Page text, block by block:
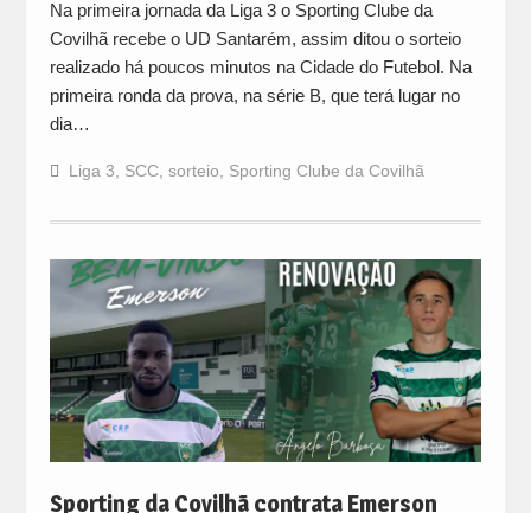
Na primeira jornada da Liga 3 o Sporting Clube da
Covilhã recebe o UD Santarém, assim ditou o sorteio
realizado há poucos minutos na Cidade do Futebol. Na
primeira ronda da prova, na série B, que terá lugar no
dia…
Liga 3 SCC, sorteio Sporting Clube da Covilhã
Sporting da Covilhã contrata Emerson